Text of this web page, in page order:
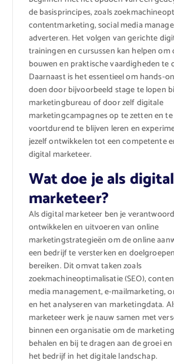
de basisprincipes, zoals
contentmarketing, social media
adverteren. Het volgen van gerichte
trainingen en cursussen kan helpen om
bouwen en praktische vaardigheden te
Daarnaast is het essentieel om hands-
doen door bijvoorbeeld stage te lopen
marketingbureau of door zelf digitale
marketingcampagnes op te zetten en
voortdurend te blijven leren en
jezelf ontwikkelen tot een competente
digital marketeer.
Wat doe je als digital
marketeer?
Als digital marketeer ben je
ontwikkelen en uitvoeren van online
marketingstrategieën om de online
een bedrijf te versterken en
bereiken. Dit omvat taken zoals
zoekmachineoptimalisatie (SEO),
media management, e-mailmarketing,
en het analyseren van marketingdata.
marketeer werk je nauw samen met
binnen een organisatie om de
behalen en bij te dragen aan de groei
het bedrijf in het digitale landschap.